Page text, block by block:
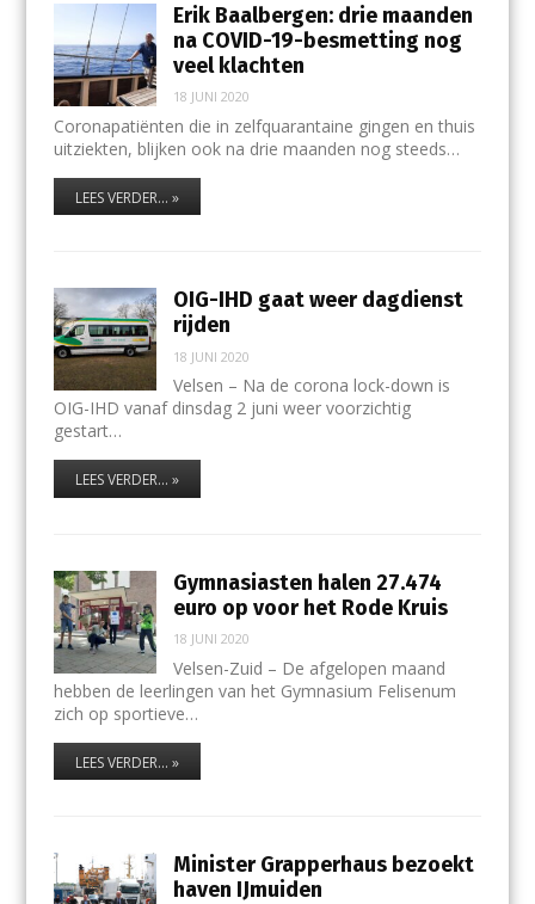
Erik Baalbergen: drie maanden
na COVID-19-besmetting nog
veel klachten
18 JUNI 2020
Coronapatiënten die in zelfquarantaine gingen en thuis
uitziekten, blijken ook na drie maanden nog steeds…
LEES VERDER... »
OIG-IHD gaat weer dagdienst
rijden
18 JUNI 2020
Velsen – Na de corona lock-down is
OIG-IHD vanaf dinsdag 2 juni weer voorzichtig
gestart…
LEES VERDER... »
Gymnasiasten halen 27.474
euro op voor het Rode Kruis
18 JUNI 2020
Velsen-Zuid – De afgelopen maand
hebben de leerlingen van het Gymnasium Felisenum
zich op sportieve…
LEES VERDER... »
Minister Grapperhaus bezoekt
haven IJmuiden